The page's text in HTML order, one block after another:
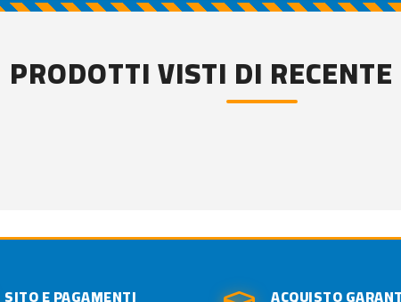
PRODOTTI VISTI DI RECENTE
SITO E PAGAMENTI ACQUISTO